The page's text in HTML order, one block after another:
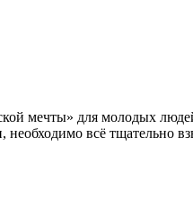
мечты» для молодых
всё тщательно